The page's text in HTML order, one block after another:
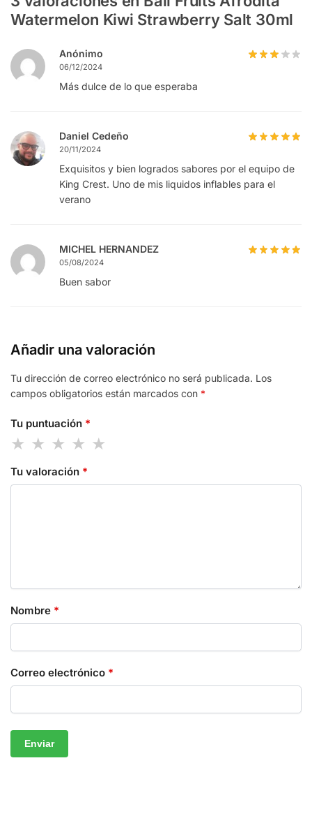
Watermelon Kiwi Strawberry Salt 30ml
Anónimo
06/12/2024
Más dulce de lo que esperaba
Daniel Cedeño
20/11/2024
Exquisitos y bien logrados sabores por el equipo de
King Crest. Uno de mis liquidos inflables para el
verano
MICHEL HERNANDEZ
05/08/2024
Buen sabor
Añadir una valoración
Tu dirección de correo electrónico no será publicada. Los
campos obligatorios están marcados con *
Tu puntuación *
Tu valoración *
Nombre *
Correo electrónico *